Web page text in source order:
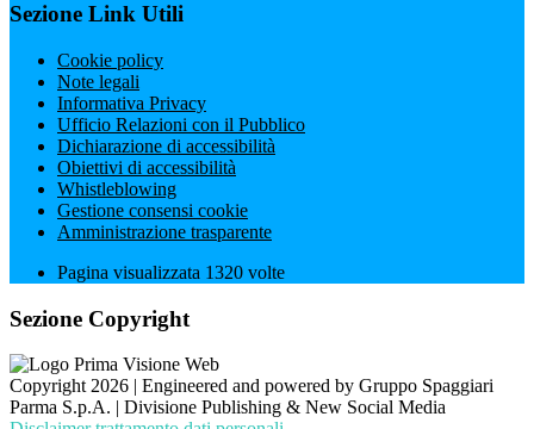
Sezione Link Utili
Cookie policy
Note legali
Informativa Privacy
Ufficio Relazioni con il Pubblico
Dichiarazione di accessibilità
Obiettivi di accessibilità
Whistleblowing
Gestione consensi cookie
Amministrazione trasparente
Pagina visualizzata 1320 volte
Sezione Copyright
Copyright 2026 | Engineered and powered by Gruppo Spaggiari
Parma S.p.A. | Divisione Publishing & New Social Media